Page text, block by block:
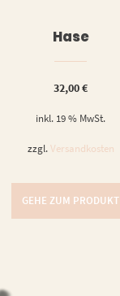
Hase
32,00€
inkl. 19 % MwSt.
zzgl. Versandkosten
GEHE ZUM PRODUKT